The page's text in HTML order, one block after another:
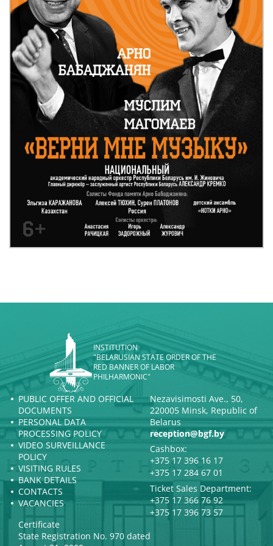
INSTITUTION
"BELARUSIAN STATE ORDER OF THE
RED BANNER OF LABOR
PHILHARMONIC"
PUBLIC OFFER AND OFFICIAL
DOCUMENTS
PERSONAL DATA
PROCESSING POLICY
VIDEO SURVEILLANCE
POLICY
VISITING RULES
BANK DETAILS
CONTACTS
VACANCIES
Nezavisimosti Ave., 50,
220005 Minsk, Republic of
Belarus
reception@bgf.by
Cashbox:
+375 17 396 16 17
+375 17 284 67 01
Ticket Sales Department:
+375 17 366 76 92
+375 17 396 73 57
Certificate
State Registration No. 970 dated